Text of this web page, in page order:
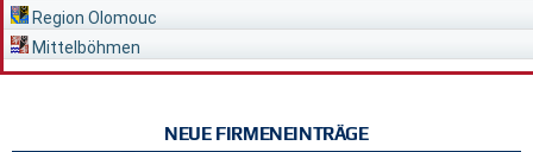
Region Olomouc
Mittelböhmen
NEUE FIRMENEINTRÄGE